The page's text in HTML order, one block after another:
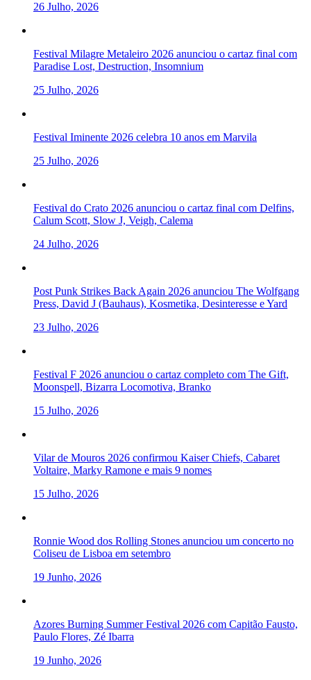
26 Julho, 2026
Festival Milagre Metaleiro 2026 anunciou o cartaz final com
Paradise Lost, Destruction, Insomnium
25 Julho, 2026
Festival Iminente 2026 celebra 10 anos em Marvila
25 Julho, 2026
Festival do Crato 2026 anunciou o cartaz final com Delfins,
Calum Scott, Slow J, Veigh, Calema
24 Julho, 2026
Post Punk Strikes Back Again 2026 anunciou The Wolfgang
Press, David J (Bauhaus), Kosmetika, Desinteresse e Yard
23 Julho, 2026
Festival F 2026 anunciou o cartaz completo com The Gift,
Moonspell, Bizarra Locomotiva, Branko
15 Julho, 2026
Vilar de Mouros 2026 confirmou Kaiser Chiefs, Cabaret
Voltaire, Marky Ramone e mais 9 nomes
15 Julho, 2026
Ronnie Wood dos Rolling Stones anunciou um concerto no
Coliseu de Lisboa em setembro
19 Junho, 2026
Azores Burning Summer Festival 2026 com Capitão Fausto,
Paulo Flores, Zé Ibarra
19 Junho, 2026